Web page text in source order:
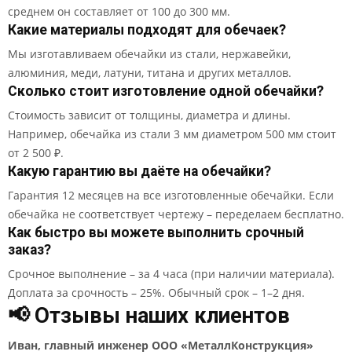
среднем он составляет от 100 до 300 мм.
Какие материалы подходят для обечаек?
Мы изготавливаем обечайки из стали, нержавейки,
алюминия, меди, латуни, титана и других металлов.
Сколько стоит изготовление одной обечайки?
Стоимость зависит от толщины, диаметра и длины.
Например, обечайка из стали 3 мм диаметром 500 мм стоит
от 2 500 ₽.
Какую гарантию вы даёте на обечайки?
Гарантия 12 месяцев на все изготовленные обечайки. Если
обечайка не соответствует чертежу – переделаем бесплатно.
Как быстро вы можете выполнить срочный
заказ?
Срочное выполнение – за 4 часа (при наличии материала).
Доплата за срочность – 25%. Обычный срок – 1–2 дня.
📢 Отзывы наших клиентов
Иван, главный инженер ООО «МеталлКонструкция»